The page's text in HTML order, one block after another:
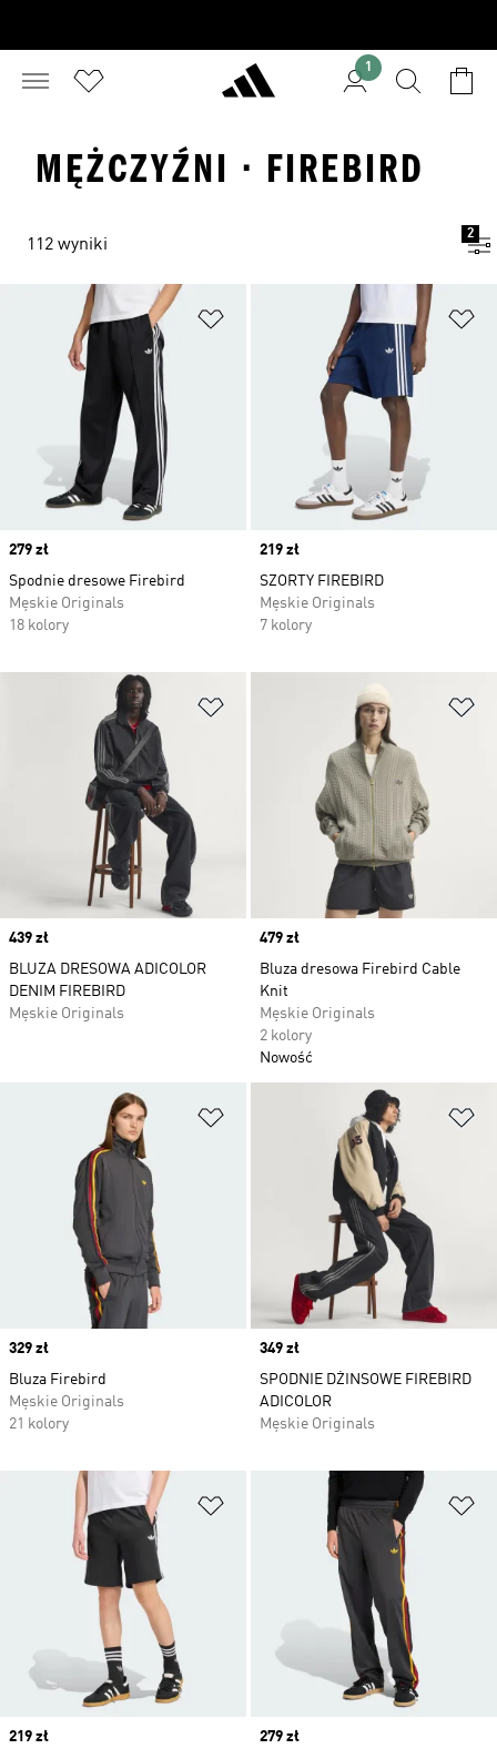
1
MĘŻCZYŹNI · FIREBIRD
112 wyniki
2
Dodaj do listy życzeń
Price
279 zł
Spodnie dresowe Firebird
Męskie Originals
18 kolory
Price
219 zł
SZORTY FIREBIRD
Męskie Originals
7 kolory
Dodaj do listy życzeń
Price
439 zł
BLUZA DRESOWA ADICOLOR
DENIM FIREBIRD
Męskie Originals
Price
479 zł
Bluza dresowa Firebird Cable
Knit
Męskie Originals
2 kolory
Nowość
Dodaj do listy życzeń
Price
329 zł
Bluza Firebird
Męskie Originals
21 kolory
Price
349 zł
SPODNIE DŻINSOWE FIREBIRD
ADICOLOR
Męskie Originals
Dodaj do listy życzeń
Price
219 zł
Price
279 zł